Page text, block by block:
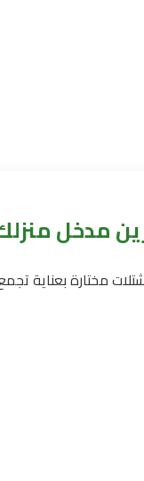
مدخل
مختارة بعناية